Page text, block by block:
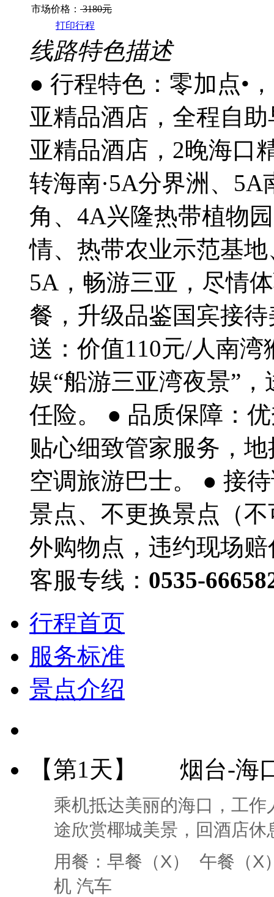
市场价格： 3180元
打印行程
线路特色描述
● 行程特色：零加点•
亚精品酒店，全程自
亚精品酒店，2晚海口
转海南·5A分界洲、
角、4A兴隆热带植物
情、热带农业示范基
5A，畅游三亚，尽情
餐，升级品鉴国宾接
送：价值110元/人南
娱“船游三亚湾夜景”
任险。 ● 品质保障：
贴心细致管家服务，
空调旅游巴士。 ● 接
景点、不更换景点（
外购物点，违约现场赔
客服专线： 0535-
行程首页
服务标准
景点介绍
【第1天】 烟台-海
乘机抵达美丽的海口，工
途欣赏椰城美景，回酒店
用餐：早餐（X） 午餐（
机 汽车